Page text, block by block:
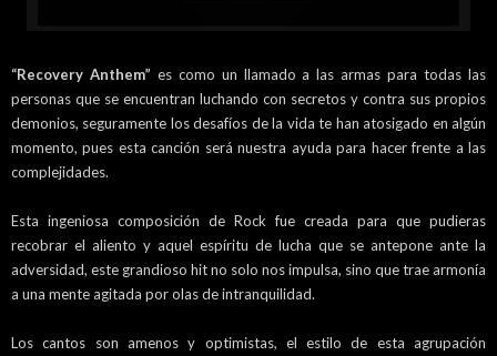
“Recovery Anthem” es como un llamado a las armas para todas las
personas que se encuentran luchando con secretos y contra sus propios
demonios, seguramente los desafíos de la vida te han atosigado en algún
momento, pues esta canción será nuestra ayuda para hacer frente a las
complejidades.
Esta ingeniosa composición de Rock fue creada para que pudieras
recobrar el aliento y aquel espíritu de lucha que se antepone ante la
adversidad, este grandioso hit no solo nos impulsa, sino que trae armonía
a una mente agitada por olas de intranquilidad.
Los cantos son amenos y optimistas, el estilo de esta agrupación